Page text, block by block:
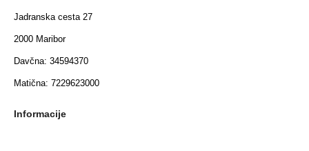
Jadranska cesta 27
2000 Maribor
Davčna: 34594370
Matična: 7229623000
Informacije